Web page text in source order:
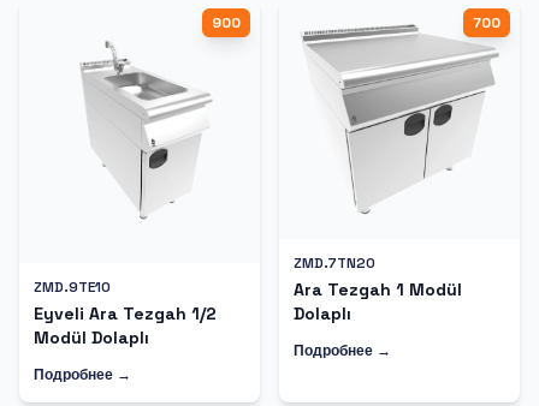
900
ZMD.9TE10
Eyveli Ara Tezgah 1/2
Modül Dolaplı
Подробнее →
700
ZMD.7TN20
Ara Tezgah 1 Modül
Dolaplı
Подробнее →